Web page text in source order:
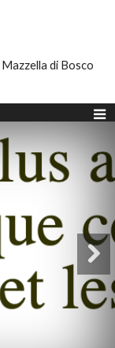
di Bosco